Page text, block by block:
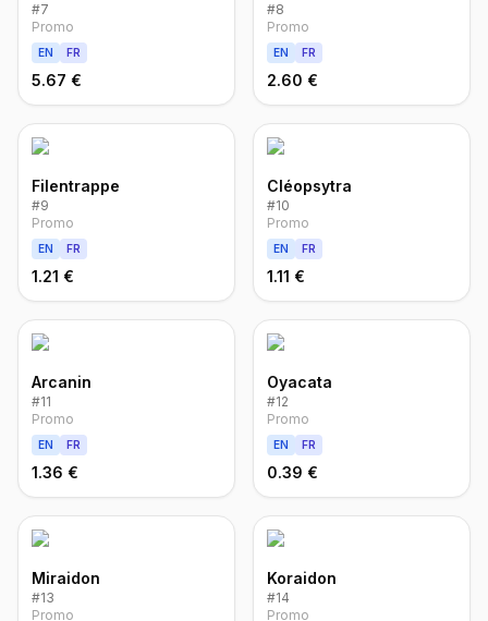
#7
Promo
EN FR
5.67 €
#8
Promo
EN FR
2.60 €
Filentrappe
#9
Promo
EN FR
1.21 €
Cléopsytra
#10
Promo
EN FR
1.11 €
Arcanin
#11
Promo
EN FR
1.36 €
Oyacata
#12
Promo
EN FR
0.39 €
Miraidon
#13
Promo
Koraidon
#14
Promo